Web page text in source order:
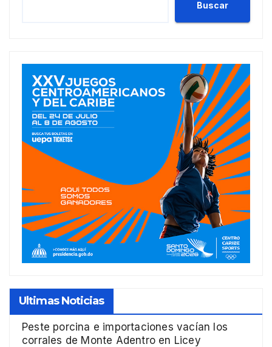
Buscar
Ultimas Noticias
Peste porcina e importaciones vacían los
corrales de Monte Adentro en Licey